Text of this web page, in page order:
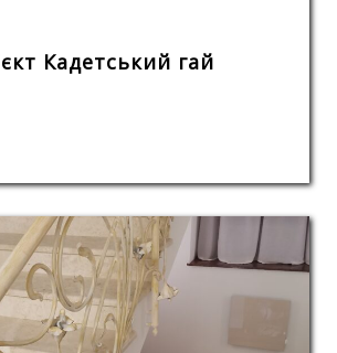
Кадетський гай